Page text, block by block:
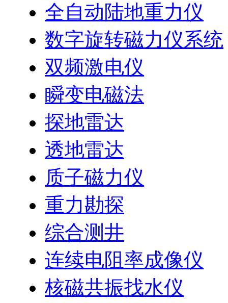
全自动陆地重力仪
数字旋转磁力仪系统
双频激电仪
瞬变电磁法
探地雷达
透地雷达
质子磁力仪
重力勘探
综合测井
连续电阻率成像仪
核磁共振找水仪